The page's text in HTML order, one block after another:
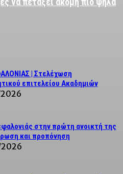
| Στελέχωση
επιτελείου Ακαδημιών
στην πρώτη ανοικτή της
και προπόνηση